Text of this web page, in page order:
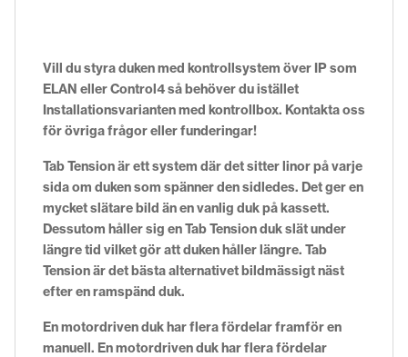
Vill du styra duken med kontrollsystem över IP som
ELAN eller Control4 så behöver du istället
Installationsvarianten med kontrollbox. Kontakta oss
för övriga frågor eller funderingar!
Tab Tension är ett system där det sitter linor på varje
sida om duken som spänner den sidledes. Det ger en
mycket slätare bild än en vanlig duk på kassett.
Dessutom håller sig en Tab Tension duk slät under
längre tid vilket gör att duken håller längre. Tab
Tension är det bästa alternativet bildmässigt näst
efter en ramspänd duk.
En motordriven duk har flera fördelar framför en
manuell. En motordriven duk har flera fördelar